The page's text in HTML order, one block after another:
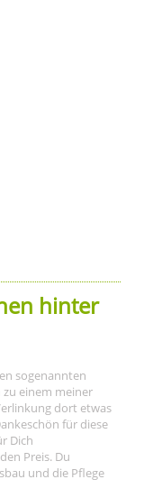
hinter
sogenannten
einem meiner
dort etwas
für diese
Dich
Preis. Du
und die Pflege